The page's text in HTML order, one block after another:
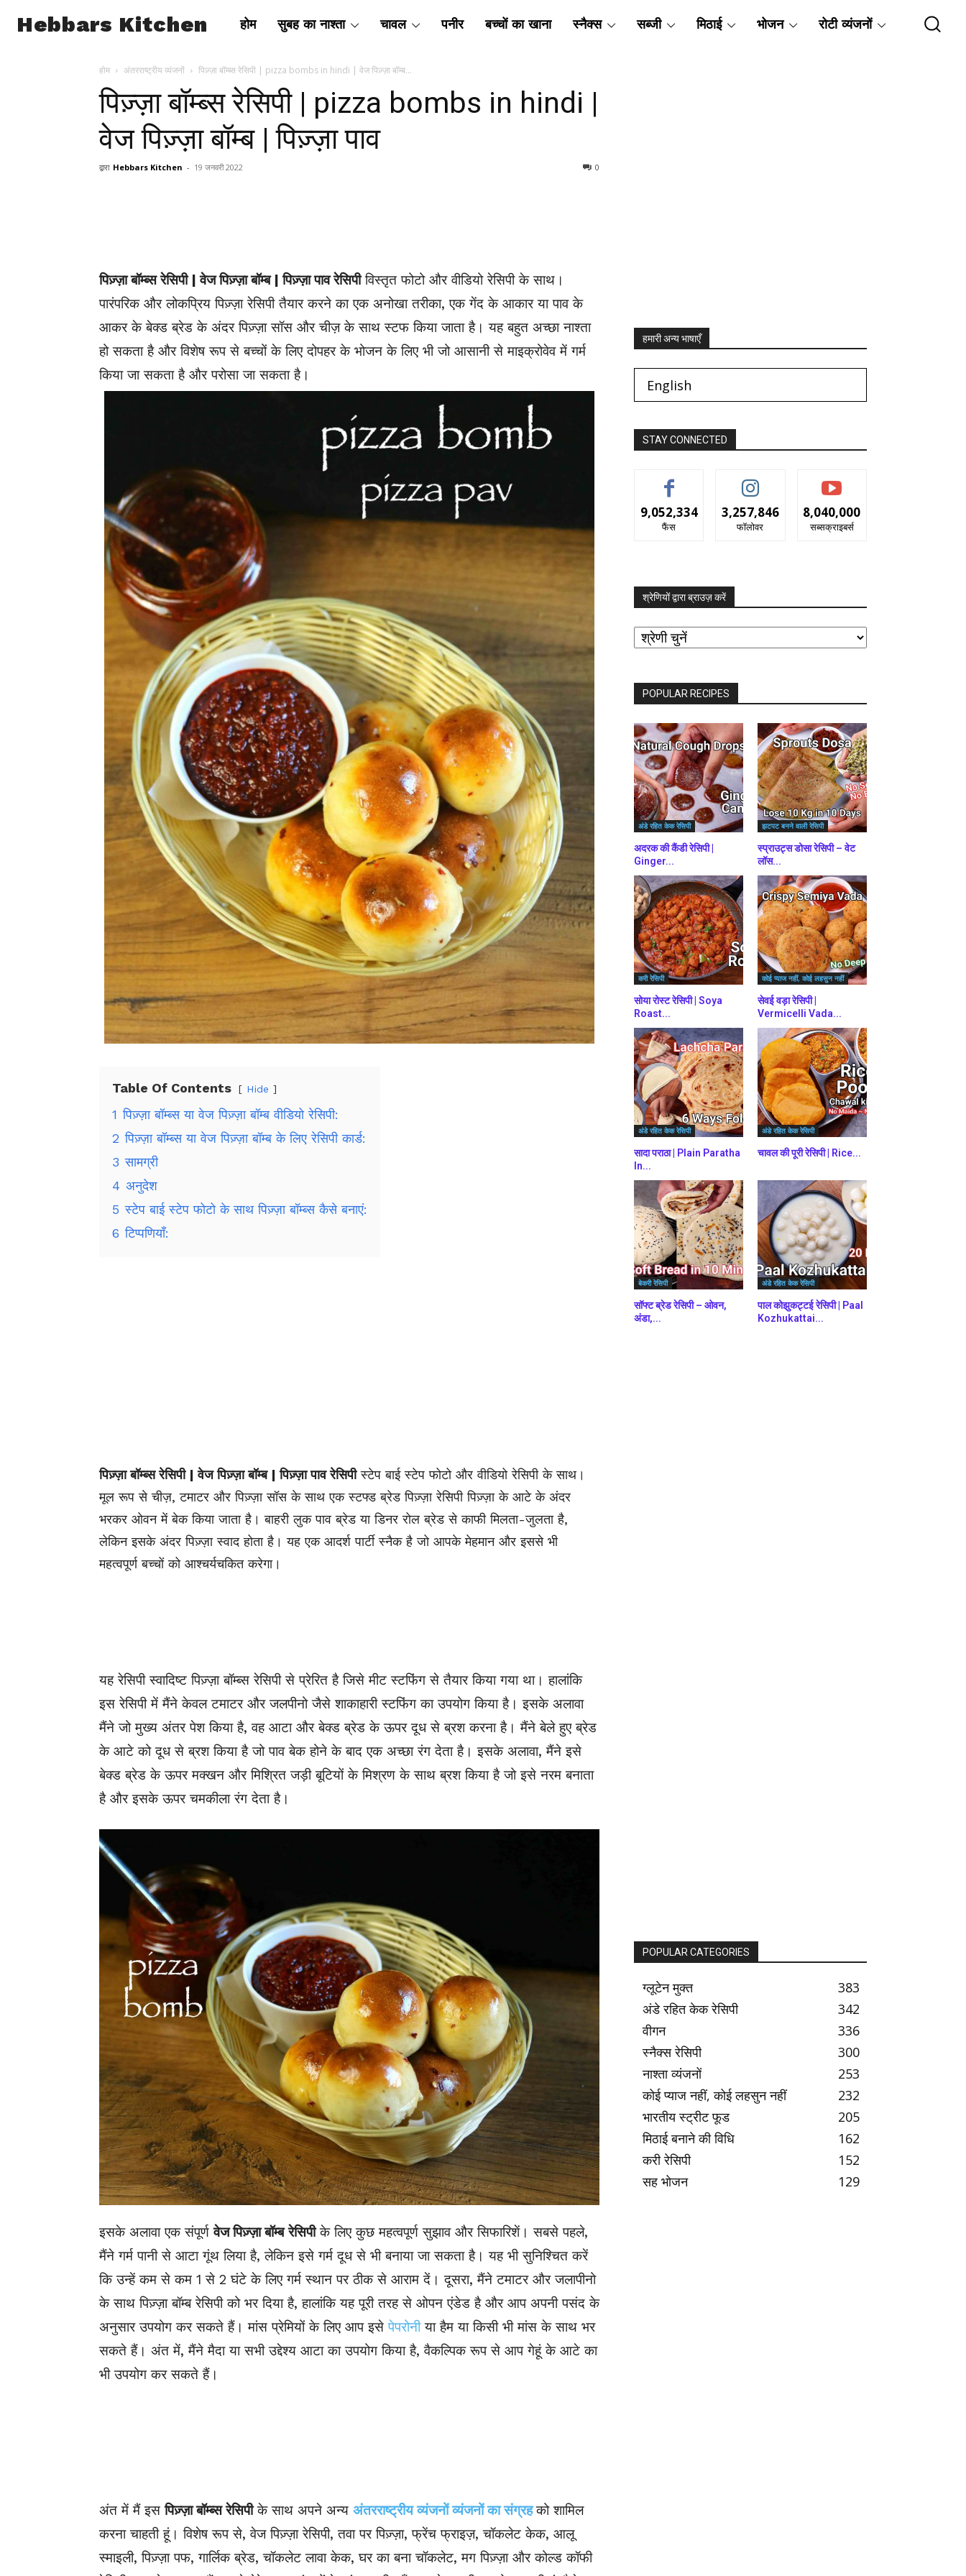
Hebbars Kitchen होम सुबह का नाश्ता चावल पनीर बच्चों का खाना स्नैक्स सब्जी मिठाई भोजन रोटी व्यंजनों
होम अंतरराष्ट्रीय व्यंजनों पिज़्ज़ा बॉम्ब्स रेसिपी | pizza bombs in hindi | वेज पिज़्ज़ा बॉम्ब...
पिज़्ज़ा बॉम्ब्स रेसिपी | pizza bombs in hindi |
वेज पिज़्ज़ा बॉम्ब | पिज़्ज़ा पाव
द्वारा Hebbars Kitchen - 19 जनवरी 2022 0
पिज़्ज़ा बॉम्ब्स रेसिपी | वेज पिज़्ज़ा बॉम्ब | पिज़्ज़ा पाव रेसिपीविस्तृत फोटो और वीडियो रेसिपी के साथ।
पारंपरिक और लोकप्रिय पिज़्ज़ा रेसिपी तैयार करने का एक अनोखा तरीका, एक गेंद के आकार या पाव के
आकर के बेक्ड ब्रेड के अंदर पिज़्ज़ा सॉस और चीज़ के साथ स्टफ किया जाता है। यह बहुत अच्छा नाश्ता
हो सकता है और विशेष रूप से बच्चों के लिए दोपहर के भोजन के लिए भी जो आसानी से माइक्रोवेव में गर्म
किया जा सकता है और परोसा जा सकता है।
Table Of Contents Hide
1 पिज़्ज़ा बॉम्ब्स या वेज पिज़्ज़ा बॉम्ब वीडियो रेसिपी:
2 पिज़्ज़ा बॉम्ब्स या वेज पिज़्ज़ा बॉम्ब के लिए रेसिपी कार्ड:
3 सामग्री
4 अनुदेश
5 स्टेप बाई स्टेप फोटो के साथ पिज़्ज़ा बॉम्ब्स कैसे बनाएं:
6 टिप्पणियाँ:
पिज़्ज़ा बॉम्ब्स रेसिपी | वेज पिज़्ज़ा बॉम्ब | पिज़्ज़ा पाव रेसिपीस्टेप बाई स्टेप फोटो और वीडियो रेसिपी के साथ।
मूल रूप से चीज़, टमाटर और पिज़्ज़ा सॉस के साथ एक स्टफ्ड ब्रेड पिज़्ज़ा रेसिपी पिज़्ज़ा के आटे के अंदर
भरकर ओवन में बेक किया जाता है। बाहरी लुक पाव ब्रेड या डिनर रोल ब्रेड से काफी मिलता-जुलता है,
लेकिन इसके अंदर पिज़्ज़ा स्वाद होता है। यह एक आदर्श पार्टी स्नैक है जो आपके मेहमान और इससे भी
महत्वपूर्ण बच्चों को आश्चर्यचकित करेगा।
यह रेसिपी स्वादिष्ट पिज़्ज़ा बॉम्ब्स रेसिपी से प्रेरित है जिसे मीट स्टफिंग से तैयार किया गया था। हालांकि
इस रेसिपी में मैंने केवल टमाटर और जलपीनो जैसे शाकाहारी स्टफिंग का उपयोग किया है। इसके अलावा
मैंने जो मुख्य अंतर पेश किया है, वह आटा और बेक्ड ब्रेड के ऊपर दूध से ब्रश करना है। मैंने बेले हुए ब्रेड
के आटे को दूध से ब्रश किया है जो पाव बेक होने के बाद एक अच्छा रंग देता है। इसके अलावा, मैंने इसे
बेक्ड ब्रेड के ऊपर मक्खन और मिश्रित जड़ी बूटियों के मिश्रण के साथ ब्रश किया है जो इसे नरम बनाता
है और इसके ऊपर चमकीला रंग देता है।
इसके अलावा एक संपूर्णवेज पिज़्ज़ा बॉम्ब रेसिपीके लिए कुछ महत्वपूर्ण सुझाव और सिफारिशें। सबसे पहले,
मैंने गर्म पानी से आटा गूंथ लिया है, लेकिन इसे गर्म दूध से भी बनाया जा सकता है। यह भी सुनिश्चित करें
कि उन्हें कम से कम 1 से 2 घंटे के लिए गर्म स्थान पर ठीक से आराम दें। दूसरा, मैंने टमाटर और जलापीनो
के साथ पिज़्ज़ा बॉम्ब रेसिपी को भर दिया है, हालांकि यह पूरी तरह से ओपन एंडेड है और आप अपनी पसंद के
अनुसार उपयोग कर सकते हैं। मांस प्रेमियों के लिए आप इसेपेपरोनीया हैम या किसी भी मांस के साथ भर
सकते हैं। अंत में, मैंने मैदा या सभी उद्देश्य आटा का उपयोग किया है, वैकल्पिक रूप से आप गेहूं के आटे का
भी उपयोग कर सकते हैं।
अंत में मैं इसपिज़्ज़ा बॉम्ब्स रेसिपीके साथ अपने अन्य अंतरराष्ट्रीय व्यंजनों व्यंजनों का संग्रहको शामिल
करना चाहती हूं। विशेष रूप से, वेज पिज़्ज़ा रेसिपी, तवा पर पिज़्ज़ा, फ्रेंच फ्राइज़, चॉकलेट केक, आलू
स्माइली, पिज़्ज़ा पफ, गार्लिक ब्रेड, चॉकलेट लावा केक, घर का बना चॉकलेट, मग पिज़्ज़ा और कोल्ड कॉफी
हमारी अन्य भाषाएँ
English
STAY CONNECTED
9,052,334
फैंस
3,257,846
फॉलोवर
8,040,000
सब्सक्राइबर्स
श्रेणियों द्वारा ब्राउज़ करें
श्रेणियों
द्वारा
ब्राउज़
POPULAR RECIPES
अंडे रहित केक रेसिपी
अदरक की कैंडी रेसिपी |
Ginger...
झटपट बनने वाली रेसिपी
स्प्राउट्स डोसा रेसिपी – वेट
लॉस...
करी रेसिपी
सोया रोस्ट रेसिपी | Soya
Roast...
कोई प्याज नहीं, कोई लहसुन नहीं
सेवई वड़ा रेसिपी |
Vermicelli Vada...
अंडे रहित केक रेसिपी
सादा पराठा | Plain Paratha
In...
अंडे रहित केक रेसिपी
चावल की पूरी रेसिपी | Rice...
बेकरी रेसिपी
सॉफ्ट ब्रेड रेसिपी – ओवन,
अंडा,...
अंडे रहित केक रेसिपी
पाल कोझुकट्टई रेसिपी | Paal
Kozhukattai...
POPULAR CATEGORIES
ग्लूटेन मुक्त
383
अंडे रहित केक रेसिपी
342
वीगन
336
स्नैक्स रेसिपी
300
नाश्ता व्यंजनों
253
कोई प्याज नहीं, कोई लहसुन नहीं
232
भारतीय स्ट्रीट फूड
205
मिठाई बनाने की विधि
162
करी रेसिपी
152
सह भोजन
129